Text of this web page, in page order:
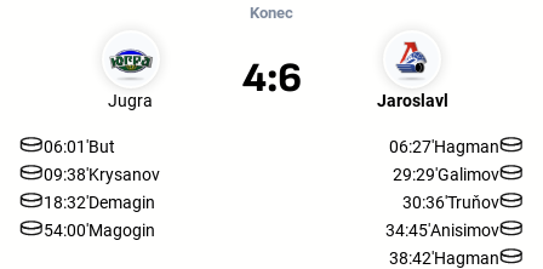
Konec
Jugra Jaroslavl
4:6
06:01'But
09:38'Krysanov
18:32'Demagin
54:00'Magogin
06:27'Hagman
29:29'Galimov
30:36'Truňov
34:45'Anisimov
38:42'Hagman